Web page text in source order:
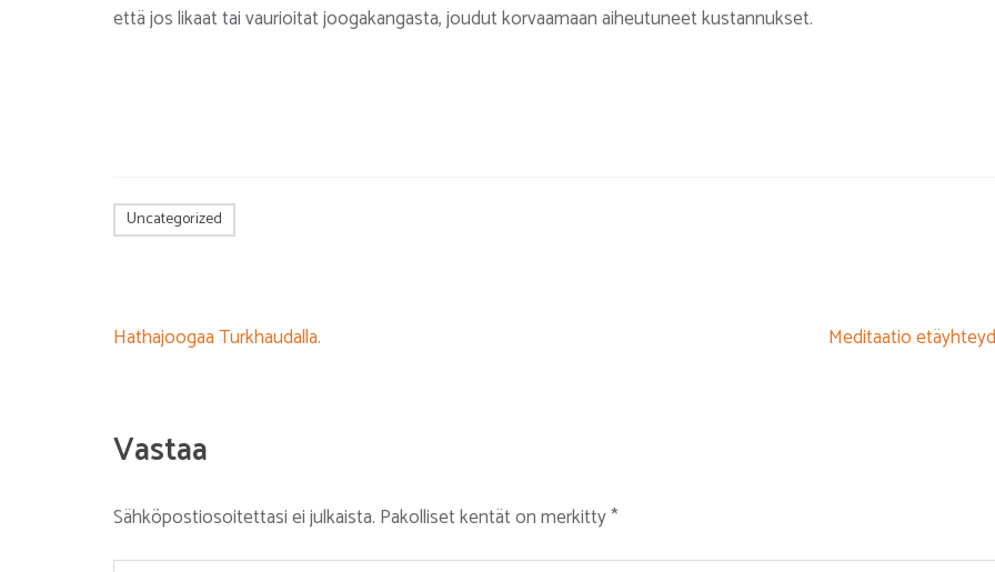
että jos likaat tai vaurioitat joogakangasta, joudut korvaamaan aiheutuneet kustannukset.
Uncategorized
Artikkelien
Hathajoogaa Turkhaudalla. Meditaatio
Vastaa
Sähköpostiosoitettasi ei julkaista. Pakolliset kentät on merkitty*